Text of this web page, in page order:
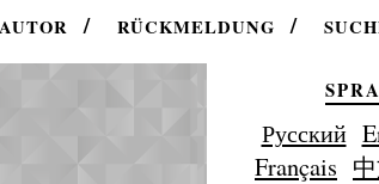
RÜCKMELDUNG
Русский
Français